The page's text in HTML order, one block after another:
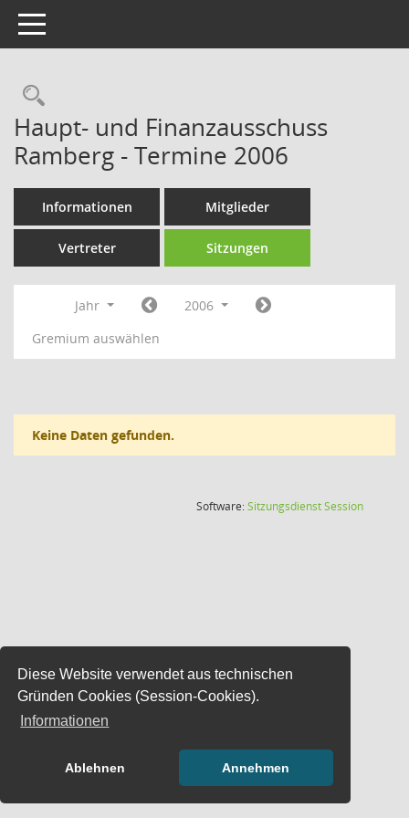
Diese Website verwendet aus technischen
Gründen Cookies (Session-Cookies).
Informationen
Ablehnen Annehmen
Toggle navigation
Rechercheauswahl
Haupt- und Finanzausschuss
Ramberg - Termine 2006
Informationen Mitglieder
Vertreter Sitzungen
Jahr
2006
Gremium auswählen
Keine Daten gefunden.
Software:SitzungsdienstSession(Wird in